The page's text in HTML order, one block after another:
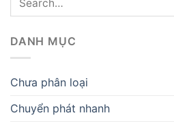
DANH MỤC
Chưa phân loại
Chuyển phát nhanh